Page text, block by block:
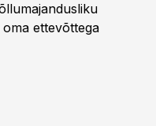
oma ettevõttega